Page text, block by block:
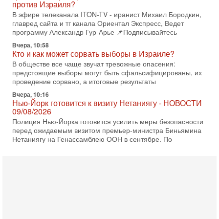
В обществе все чаще звучат тревожные опасения:
предстоящие выборы могут быть сфальсифицированы, их
проведение сорвано, а итоговые результаты
Вчера, 10:16
Нью-Йорк готовится к визиту Нетаниягу - НОВОСТИ
09/08/2026
Полиция Нью-Йорка готовится усилить меры безопасности
перед ожидаемым визитом премьер-министра Биньямина
Нетаниягу на Генассамблею ООН в сентябре. По
8-08-2026, 16:56
Еврейский кандидат в арабской партии — зачем?
Израильская политика может получить неожиданный
поворот: еврейский кандидат — на реальном месте в
списке одной из арабских партий. Причем речь идет
7-08-2026, 16:55